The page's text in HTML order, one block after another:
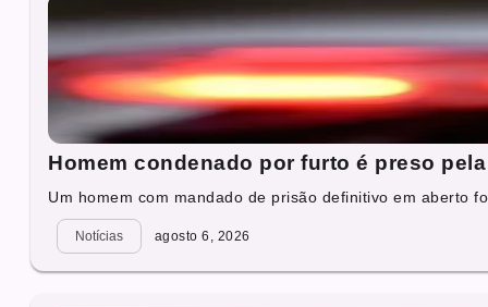
Homem condenado por furto é preso
Um homem com mandado de prisão definitivo em aberto
Notícias agosto 6, 2026